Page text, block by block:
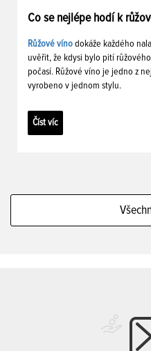
Co se nejlépe hodí k
Růžové víno dokáže každého
uvěřit, že kdysi bylo pití
počasí. Růžové víno je jedno z
vyrobeno v jednom stylu.
Číst víc